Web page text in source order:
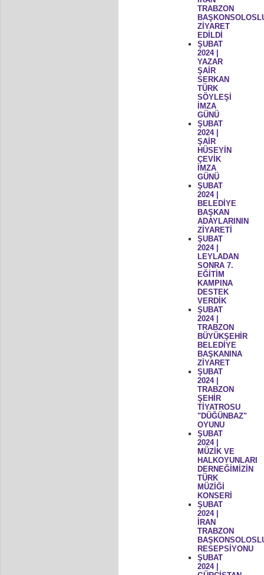
TRABZON
ZİYARET
EDİLDİ
ŞUBAT
2024 |
YAZAR
ŞAİR
SERKAN
TÜRK
SÖYLEŞİ
İMZA
GÜNÜ
ŞUBAT
2024 |
ŞAİR
HÜSEYİN
ÇEVİK
İMZA
GÜNÜ
ŞUBAT
2024 |
BELEDİYE
BAŞKAN
ADAYLARININ
ZİYARETİ
ŞUBAT
2024 |
LEYLADAN
SONRA 7.
EĞİTİM
KAMPINA
DESTEK
VERDİK
ŞUBAT
2024 |
TRABZON
BÜYÜKŞEHİR
BELEDİYE
BAŞKANINA
ZİYARET
ŞUBAT
2024 |
TRABZON
ŞEHİR
TİYATROSU
"DÜĞÜNBAZ"
OYUNU
ŞUBAT
2024 |
MÜZİK VE
HALKOYUNLARI
DERNEĞİMİZİN
TÜRK
MÜZİĞİ
KONSERİ
ŞUBAT
2024 |
İRAN
TRABZON
RESEPSİYONU
ŞUBAT
2024 |